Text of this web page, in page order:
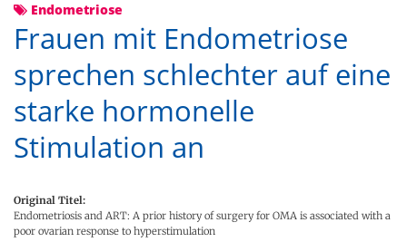
Endometriose
Frauen mit Endometriose
sprechen schlechter auf eine
starke hormonelle
Stimulation an
Original Titel:
Endometriosis and ART: A prior history of surgery for OMA is associated with a
poor ovarian response to hyperstimulation